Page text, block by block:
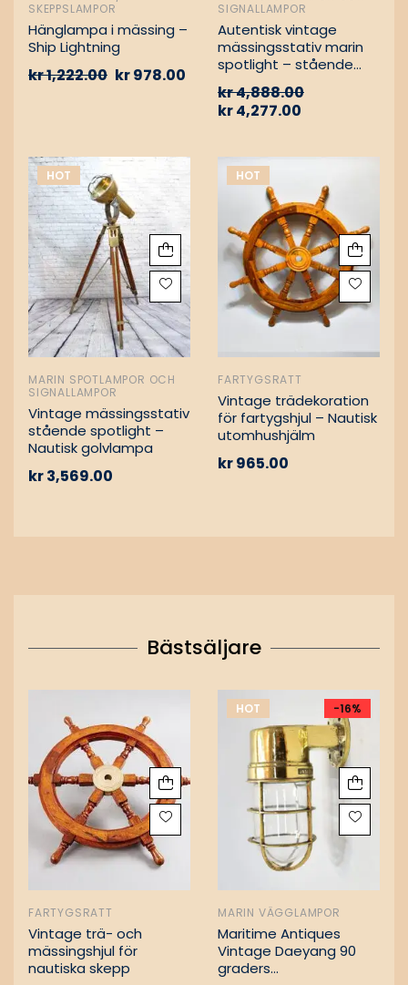
SKEPPSLAMPOR
Hänglampa i mässing –
Ship Lightning
kr1,222.00 kr978.00
SIGNALLAMPOR
Autentisk vintage
mässingsstativ marin
spotlight – stående
kr4,888.00
kr4,277.00
HOT
MARIN SPOTLAMPOR OCH
SIGNALLAMPOR
Vintage mässingsstativ
stående spotlight –
Nautisk golvlampa
kr3,569.00
HOT
FARTYGSRATT
Vintage trädekoration
för fartygshjul – Nautisk
utomhushjälm
kr965.00
Bästsäljare
FARTYGSRATT
Vintage trä- och
mässingshjul för
nautiska skepp
HOT -16%
MARIN VÄGGLAMPOR
Maritime Antiques
Vintage Daeyang 90
graders